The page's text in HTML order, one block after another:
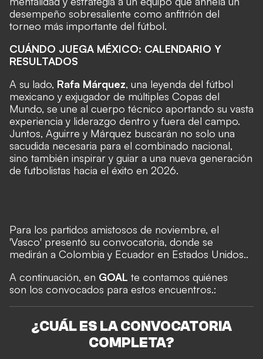
desempeño sobresaliente como anfitrión del
torneo más importante del fútbol.
CUÁNDO JUEGA MÉXICO: CALENDARIO Y
RESULTADOS
A su lado, Rafa Márquez, una leyenda del fútbol
mexicano y exjugador de múltiples Copas del
Mundo, se une al cuerpo técnico aportando su vasta
experiencia y liderazgo dentro y fuera del campo.
Juntos, Aguirre y Márquez buscarán no solo una
sacudida necesaria para el combinado nacional,
sino también inspirar y guiar a una nueva generación
de futbolistas hacia el éxito en 2026.
Para los partidos amistosos de noviembre, el
'Vasco' presentó su convocatoria, donde se
medirán a Colombia y Ecuador en Estados Unidos..
A continuación, en GOAL te contamos quiénes
son los convocados para estos encuentros.:
¿CUÁL ES LA CONVOCATORIA
COMPLETA?